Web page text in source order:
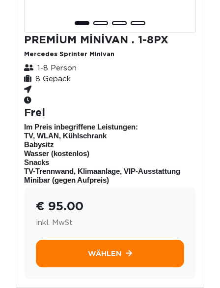
PREMİUM MİNİVAN . 1-8PX
Mercedes Sprinter Minivan
1-8 Person
8 Gepäck
Frei
Im Preis inbegriffene Leistungen:
TV, WLAN, Kühlschrank
Babysitz
Wasser (kostenlos)
Snacks
TV-Trennwand, Klimaanlage, VIP-Ausstattung
Minibar (gegen Aufpreis)
€ 95.00
inkl. MwSt
WÄHLEN